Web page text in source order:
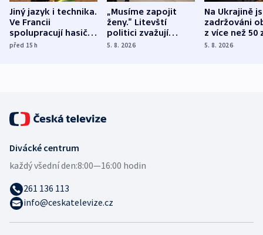
Jiný jazyk i technika.
Ve Francii
spolupracují hasiči z
různých zemí
před 15h
„Musíme zapojit
ženy.“ Litevští
politici zvažují
dohodu o
5. 8. 2026
Na Ukrajině
zadržováni
z více než 50
Bojovali na
5. 8. 2026
Divácké centrum
každý všední den:8:00—16:00 hodin
261 136 113
info@ceskatelevize.cz